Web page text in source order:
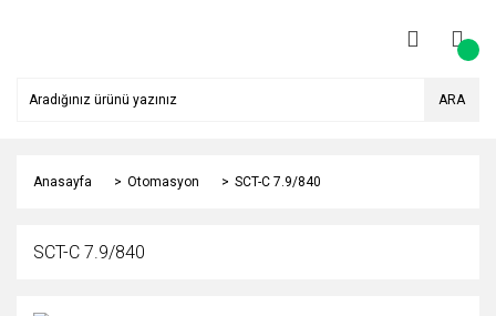
ARA
Anasayfa Otomasyon SCT-C 7.9/840
SCT-C 7.9/840